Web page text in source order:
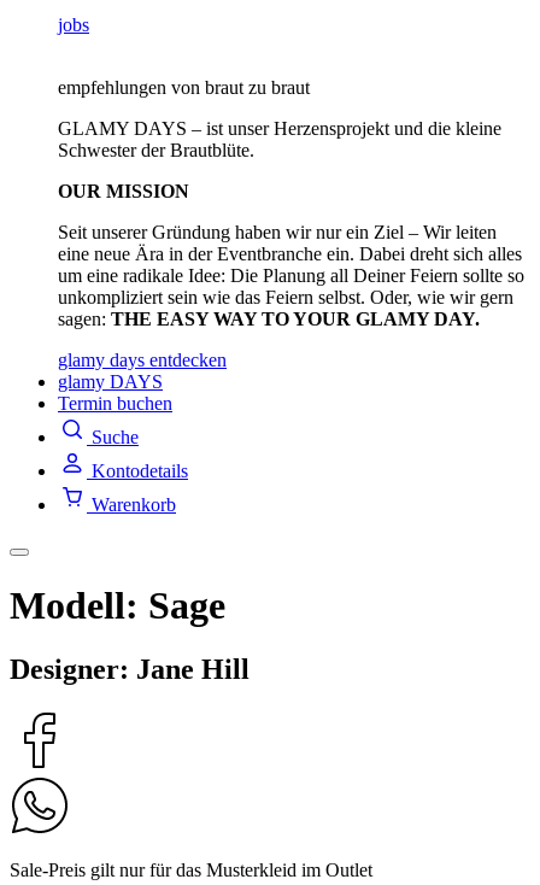
jobs
empfehlungen von braut zu braut
GLAMY DAYS – ist unser Herzensprojekt und die kleine
Schwester der Brautblüte.
OUR MISSION
Seit unserer Gründung haben wir nur ein Ziel – Wir leiten
eine neue Ära in der Eventbranche ein. Dabei dreht sich alles
um eine radikale Idee: Die Planung all Deiner Feiern sollte so
unkompliziert sein wie das Feiern selbst. Oder, wie wir gern
sagen: THE EASY WAY TO YOUR GLAMY DAY.
glamy days entdecken
glamy DAYS
Termin buchen
Suche
Kontodetails
Warenkorb
Modell: Sage
Designer: Jane Hill
Sale-Preis gilt nur für das Musterkleid im Outlet